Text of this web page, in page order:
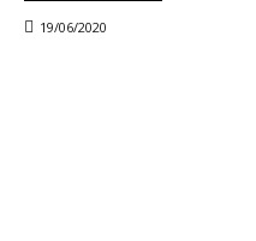
19/06/2020